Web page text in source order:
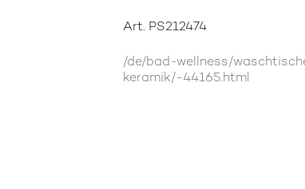
Art. PS212474
/de/bad-wellness/
keramik/-44165.html